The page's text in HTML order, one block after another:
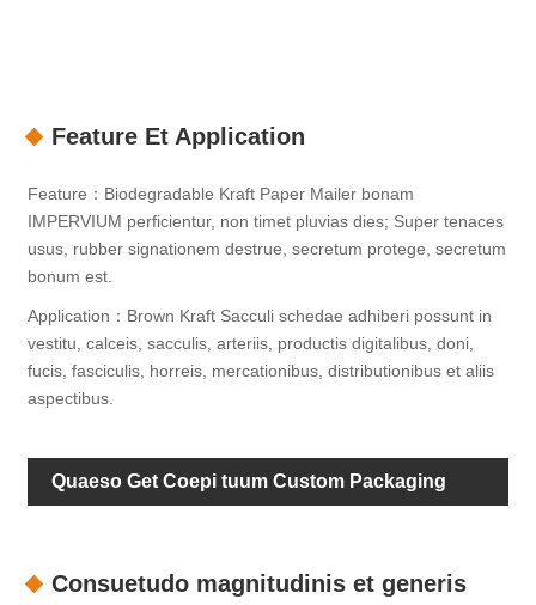
Feature Et Application
Feature：Biodegradable Kraft Paper Mailer bonam
IMPERVIUM perficientur, non timet pluvias dies; Super tenaces
usus, rubber signationem destrue, secretum protege, secretum
bonum est.
Application：Brown Kraft Sacculi schedae adhiberi possunt in
vestitu, calceis, sacculis, arteriis, productis digitalibus, doni,
fucis, fasciculis, horreis, mercationibus, distributionibus et aliis
aspectibus.
Quaeso Get Coepi tuum Custom Packaging
Consuetudo magnitudinis et generis